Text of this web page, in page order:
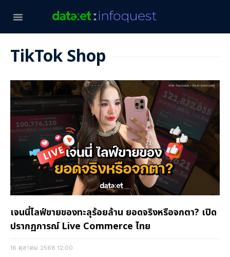
TikTok Shop
เจนนี่ไลฟ์ขายของทะลุร้อยล้าน ยอดจริงหรือจกตา? เปิด
ปรากฏการณ์ Live Commerce ไทย
16 ตุลาคม 2568 12:00